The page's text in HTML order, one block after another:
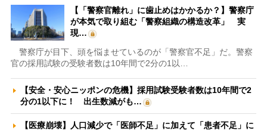
【「警察官離れ」に歯止めはかかるか？】警察庁
が本気で取り組む「警察組織の構造改革」 実
現…
警察庁が目下、頭を悩ませているのが「警察官不足」だ。警察
官の採用試験の受験者数は10年間で2分の1以…
【安全・安心ニッポンの危機】採用試験受験者数は10年間で2
分の1以下に！ 出生数減がも…
【医療崩壊】人口減少で「医師不足」に加えて「患者不足」に